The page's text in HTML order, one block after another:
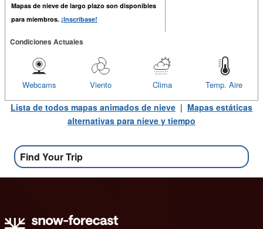
Mapas de nieve de largo plazo son disponibles
para miembros. ¡Inscríbase!
Condiciones Actuales
Temp. Aire
Clima
Viento
Webcams
Lista de todos mapas animados de nieve | Mapas estáticas
alternativas para nieve y tiempo
Find Your Trip